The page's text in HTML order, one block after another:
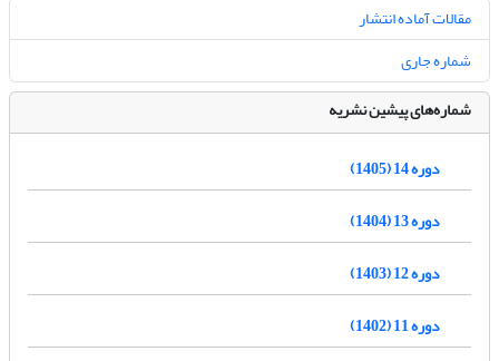
مقالات آماده انتشار
شماره جاری
شماره‌های پیشین نشریه
دوره 14 (1405)
دوره 13 (1404)
دوره 12 (1403)
دوره 11 (1402)